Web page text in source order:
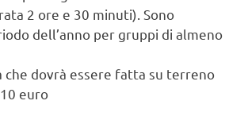
2 ore e 30 minuti). Sono
dell’anno per gruppi di almeno
che dovrà essere fatta su terreno
euro